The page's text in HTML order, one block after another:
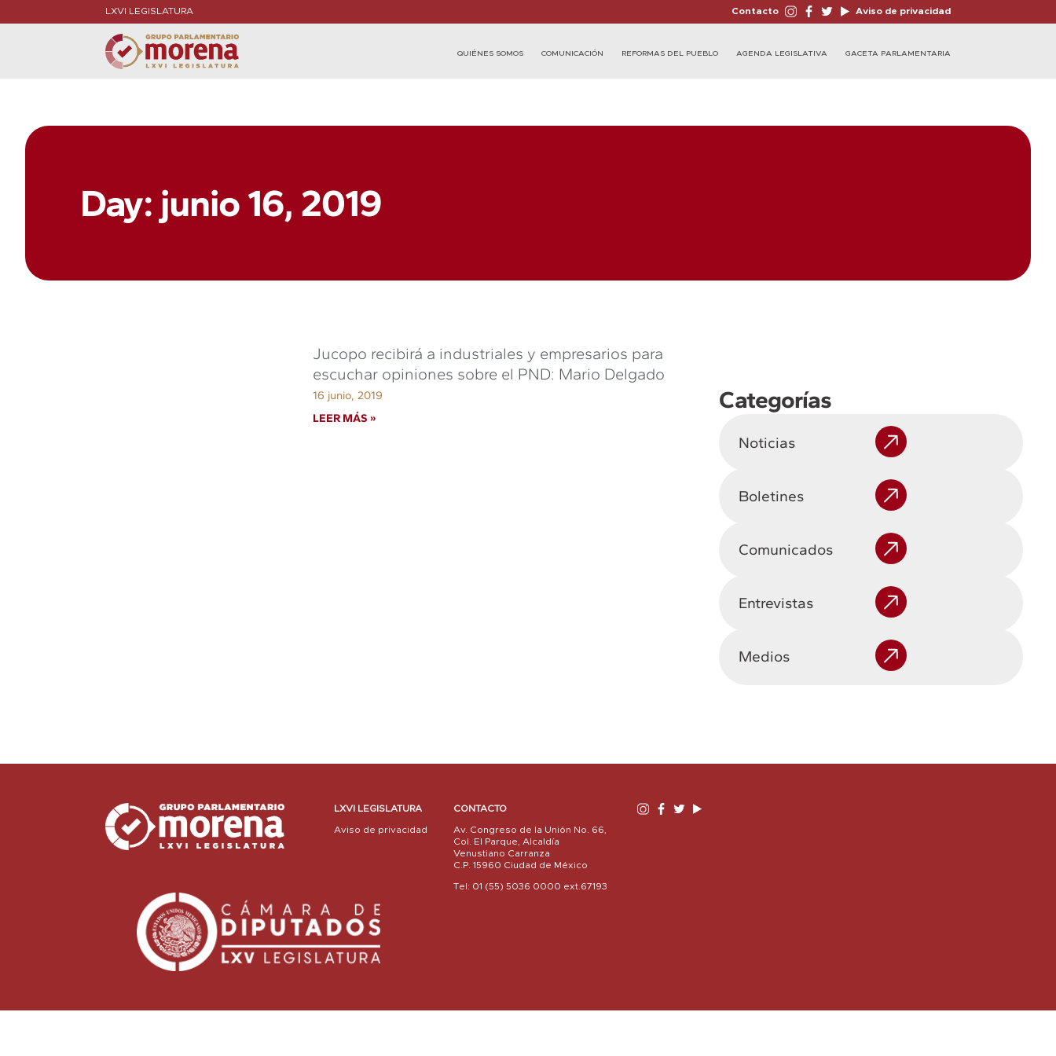
LXVI LEGISLATURA Contacto Aviso de privacidad
QUIÉNES SOMOS COMUNICACIÓN REFORMAS DEL PUEBLO AGENDA LEGISLATIVA GACETA PARLAMENTARIA
Day: junio 16, 2019
Jucopo recibirá a industriales y empresarios para
escuchar opiniones sobre el PND: Mario Delgado
16 junio, 2019
LEER MÁS »
Categorías
Noticias
Boletines
Comunicados
Entrevistas
Medios
LXVI LEGISLATURA
Aviso de privacidad
CONTACTO
Av. Congreso de la Unión No. 66,
Col. El Parque, Alcaldía
Venustiano Carranza
C.P. 15960 Ciudad de México
Tel: 01 (55) 5036 0000 ext.67193